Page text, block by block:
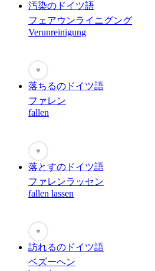
汚染のドイツ語
フェアウンライニグング
Verunreinigung
♥
落ちるのドイツ語
ファレン
fallen
♥
落とすのドイツ語
ファレンラッセン
fallen lassen
♥
訪れるのドイツ語
ベズーヘン